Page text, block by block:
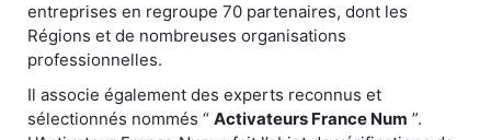
entreprises en regroupe 70 partenaires, dont les
Régions et de nombreuses organisations
professionnelles.
Il associe également des experts reconnus et
sélectionnés nommés “ Activateurs France Num ”.